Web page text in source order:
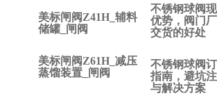
美标闸阀Z41H_辅料
储罐_闸阀
美标闸阀Z61H_减压
蒸馏装置_闸阀
不锈钢球阀
优势，阀门
交货的好处
不锈钢球阀
指南，避坑
与解决方案
阀如
何选
用？